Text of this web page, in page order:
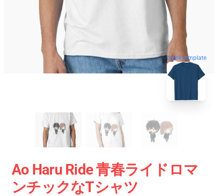
blank template
Ao Haru Ride 青春ライドロマ
ンチックなTシャツ